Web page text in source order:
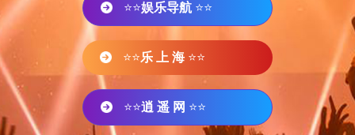
⭐⭐娱乐导航 ⭐⭐
⭐⭐乐 上 海 ⭐⭐
⭐⭐逍 遥 网 ⭐⭐